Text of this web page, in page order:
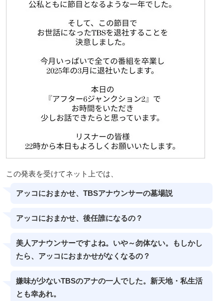
この発表を受けてネット上では、
アッコにおまかせ、TBSアナウンサーの墓場説
アッコにおまかせ、後任誰になるの？
美人アナウンサーですよね。いや～勿体ない。もしかし
たら、アッコにおまかせがなくなるの？
嫌味が少ないTBSのアナの一人でした。新天地・私生活
とも幸あれ。